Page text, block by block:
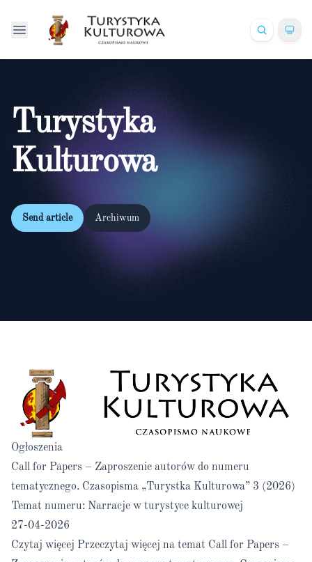
Turystyka
Kulturowa
Send article Archiwum
Ogłoszenia
Call for Papers – Zaproszenie autorów do numeru
tematycznego. Czasopisma „Turystka Kulturowa” 3 (2026)
Temat numeru: Narracje w turystyce kulturowej
27-04-2026
Czytaj więcej Przeczytaj więcej na temat Call for Papers –